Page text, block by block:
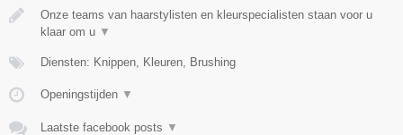
Onze teams van haarstylisten en kleurspecialisten staan voor u
klaar om u ▼
Diensten: Knippen, Kleuren, Brushing
Openingstijden ▼
Laatste facebook posts ▼